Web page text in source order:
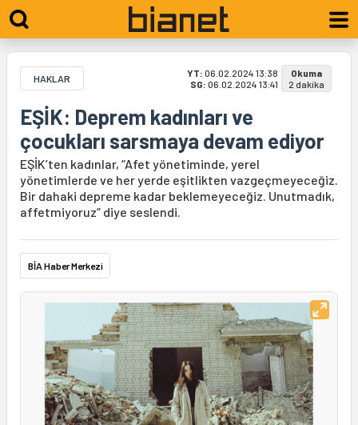
HAKLAR YT: 06.02.2024 13:38
SG: 06.02.2024 13:41
Okuma
2 dakika
EŞİK: Deprem kadınları ve
çocukları sarsmaya devam ediyor
EŞİK’ten kadınlar, “Afet yönetiminde, yerel
yönetimlerde ve her yerde eşitlikten vazgeçmeyeceğiz.
Bir dahaki depreme kadar beklemeyeceğiz. Unutmadık,
affetmiyoruz” diye seslendi.
BİA Haber Merkezi